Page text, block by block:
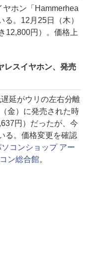
ホン「Hammerhea
。12月25日（木）
12,800円）。価格上
レスイヤホン、発売
延がウリの左右分離
金）に発売された時
円）だったが、今
る。価格変更を確認
ソコンショップ アー
ン総合館。